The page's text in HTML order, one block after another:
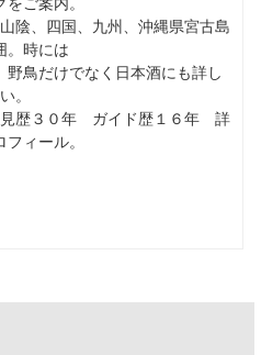
陰、四国、九州、沖縄県宮古島
。時には
鳥だけでなく日本酒にも詳し
い。
歴３０年 ガイド歴１６年 詳
フィール。